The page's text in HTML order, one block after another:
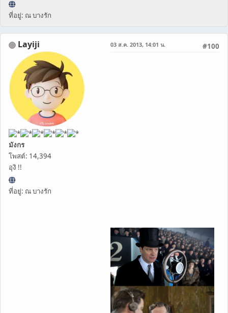
ที่อยู่: ณ บางรัก
Layiji
มังกร
โพสต์: 14,394
อุงิ !!
ที่อยู่: ณ บางรัก
#100
03 ส.ค. 2013, 14:01 น.